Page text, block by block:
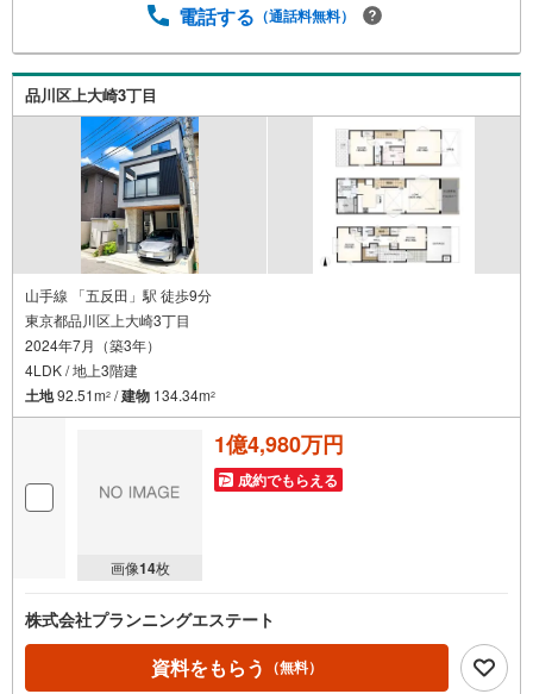
弊社ホームページ～～
電話する （通話料無料）
品川区上大崎3丁目
山手線 「五反田」駅 徒歩9分
東京都品川区上大崎3丁目
2024年7月（築3年）
4LDK / 地上3階建
土地92.51m2 /建物 134.34m2
画像14枚
1億4,980万円
成約でもらえる
株式会社プランニングエステート
資料をもらう （無料）